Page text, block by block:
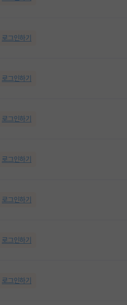
로그인하기
로그인하기
로그인하기
로그인하기
로그인하기
로그인하기
로그인하기